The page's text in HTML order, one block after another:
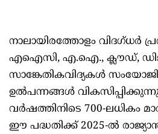
നാലായിരത്തോളം വിദഗ്ധർ
എഐസി, എ.ഐ., ക്ലൗഡ്,
സാങ്കേതികവിദ്യകൾ
ഉൽപന്നങ്ങൾ
വർഷത്തിനിടെ 700-ലധികം
ഈ പദ്ധതിക്ക് 2025-ൽ